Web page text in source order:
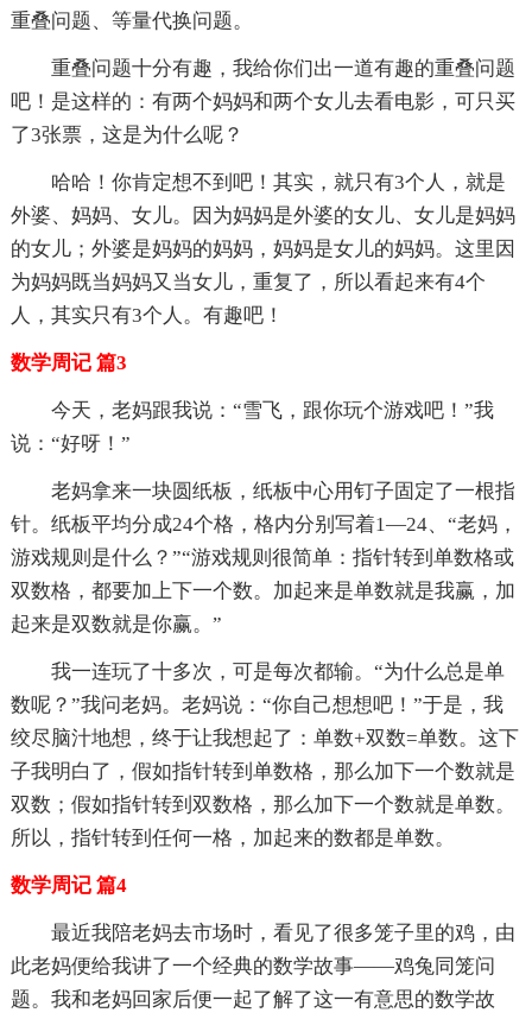
重叠问题、等量代换问题。
重叠问题十分有趣，我给你们出一道有趣的重叠问题
吧！是这样的：有两个妈妈和两个女儿去看电影，可只买
了3张票，这是为什么呢？
哈哈！你肯定想不到吧！其实，就只有3个人，就是
外婆、妈妈、女儿。因为妈妈是外婆的女儿、女儿是妈妈
的女儿；外婆是妈妈的妈妈，妈妈是女儿的妈妈。这里因
为妈妈既当妈妈又当女儿，重复了，所以看起来有4个
人，其实只有3个人。有趣吧！
数学周记 篇3
今天，老妈跟我说：“雪飞，跟你玩个游戏吧！”我
说：“好呀！”
老妈拿来一块圆纸板，纸板中心用钉子固定了一根指
针。纸板平均分成24个格，格内分别写着1—24、“老妈，
游戏规则是什么？”“游戏规则很简单：指针转到单数格或
双数格，都要加上下一个数。加起来是单数就是我赢，加
起来是双数就是你赢。”
我一连玩了十多次，可是每次都输。“为什么总是单
数呢？”我问老妈。老妈说：“你自己想想吧！”于是，我
绞尽脑汁地想，终于让我想起了：单数+双数=单数。这下
子我明白了，假如指针转到单数格，那么加下一个数就是
双数；假如指针转到双数格，那么加下一个数就是单数。
所以，指针转到任何一格，加起来的数都是单数。
数学周记 篇4
最近我陪老妈去市场时，看见了很多笼子里的鸡，由
此老妈便给我讲了一个经典的数学故事——鸡兔同笼问
题。我和老妈回家后便一起了解了这一有意思的数学故